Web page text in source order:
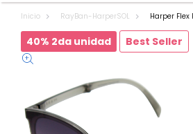
Inicio RayBan-HarperSOL Harper Flex
40% 2da unidad Best Seller